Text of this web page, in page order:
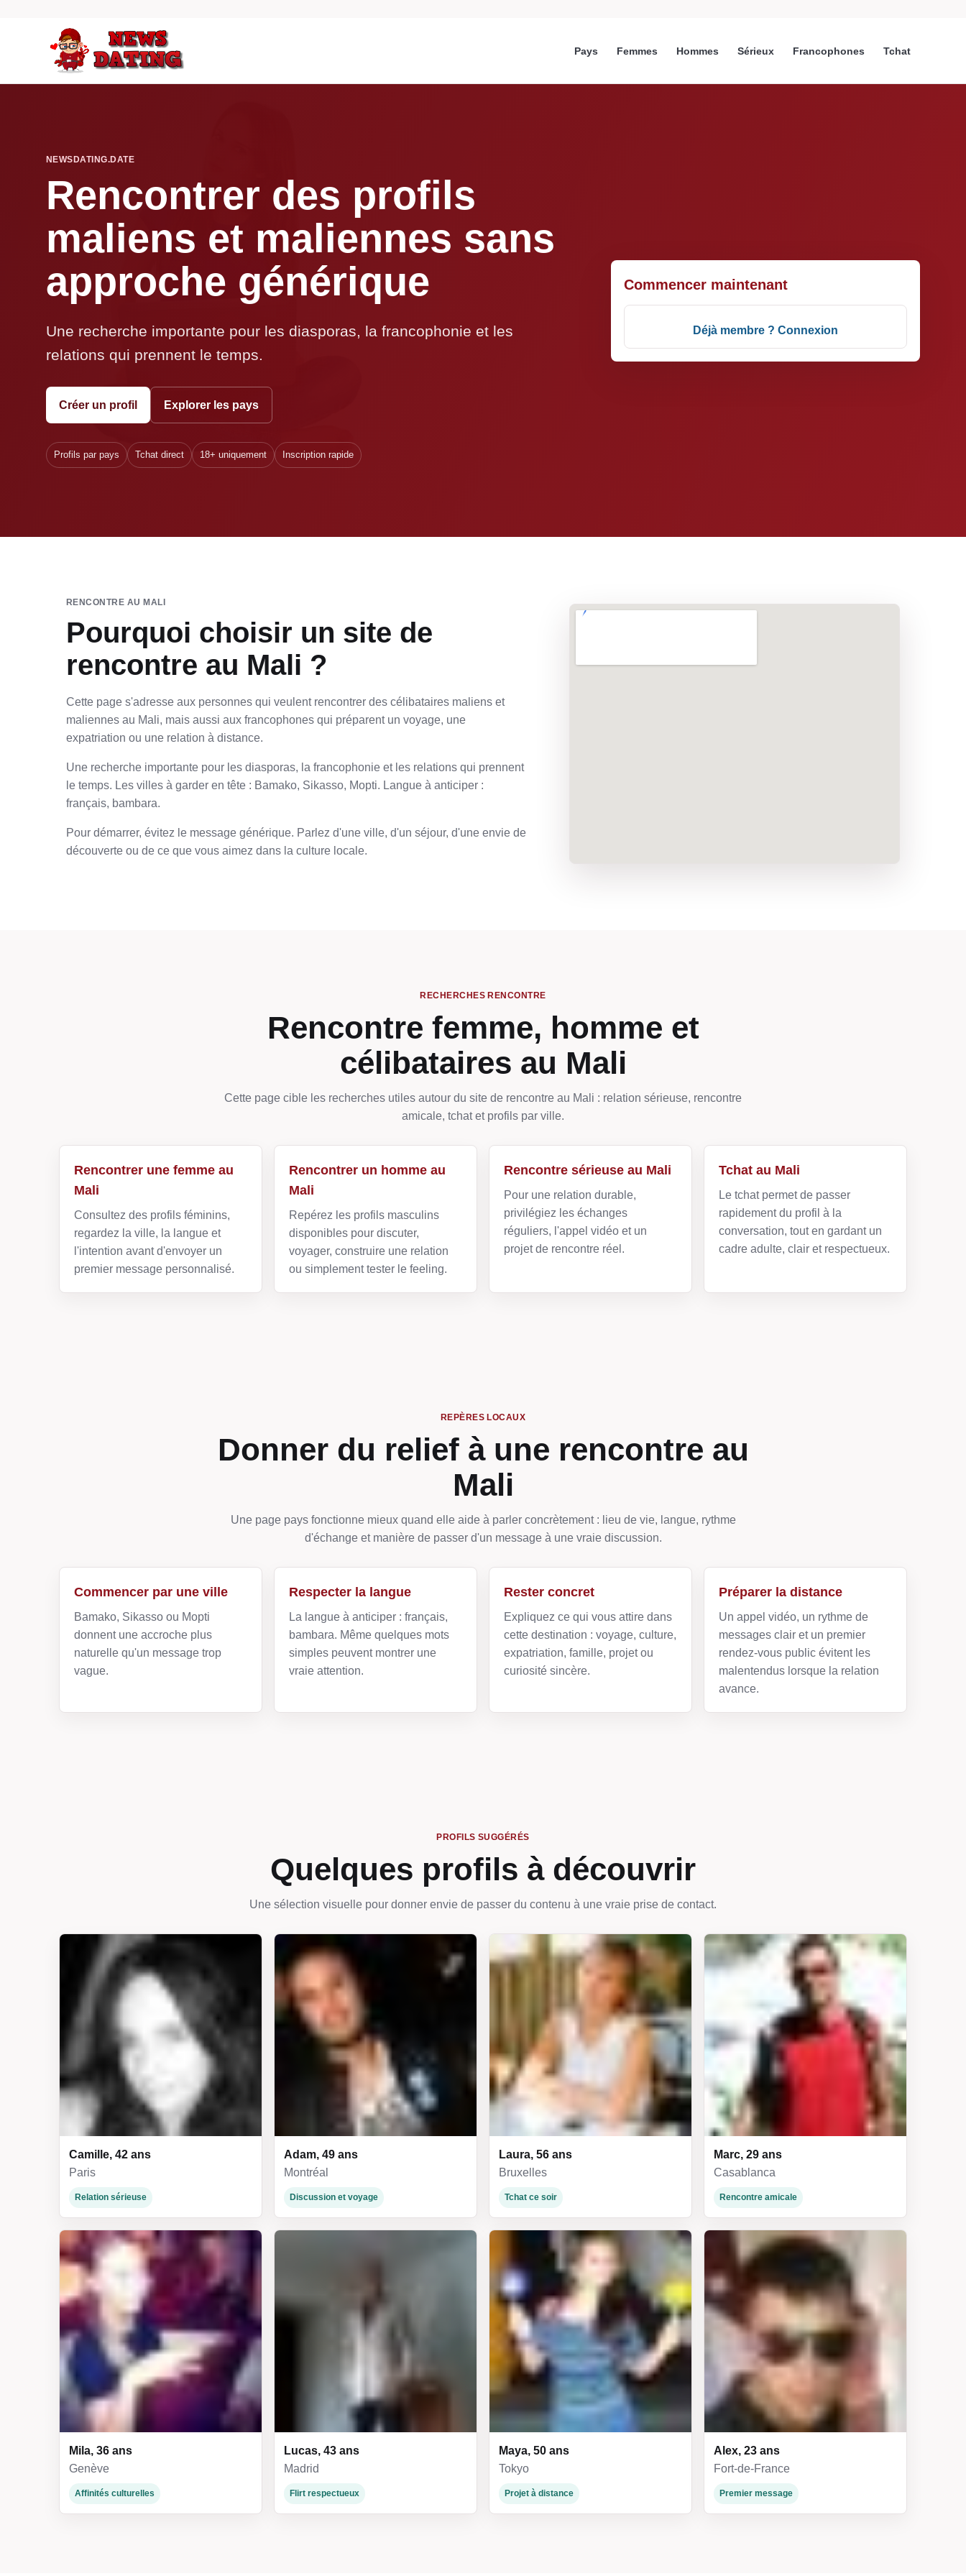
Pays Femmes Hommes Sérieux Francophones Tchat
NEWSDATING.DATE
Rencontrer des profils
maliens et maliennes sans
approche générique
Une recherche importante pour les diasporas, la francophonie et les
relations qui prennent le temps.
Créer un profil Explorer les pays
Profils par pays Tchat direct 18+ uniquement Inscription rapide
Commencer maintenant
Déjà membre ? Connexion
RENCONTRE AU MALI
Pourquoi choisir un site de
rencontre au Mali ?
Cette page s'adresse aux personnes qui veulent rencontrer des célibataires maliens et
maliennes au Mali, mais aussi aux francophones qui préparent un voyage, une
expatriation ou une relation à distance.
Une recherche importante pour les diasporas, la francophonie et les relations qui prennent
le temps. Les villes à garder en tête : Bamako, Sikasso, Mopti. Langue à anticiper :
français, bambara.
Pour démarrer, évitez le message générique. Parlez d'une ville, d'un séjour, d'une envie de
découverte ou de ce que vous aimez dans la culture locale.
RECHERCHES RENCONTRE
Rencontre femme, homme et
célibataires au Mali
Cette page cible les recherches utiles autour du site de rencontre au Mali : relation sérieuse, rencontre
amicale, tchat et profils par ville.
Rencontrer une femme au
Mali
Consultez des profils féminins,
regardez la ville, la langue et
l'intention avant d'envoyer un
premier message personnalisé.
Rencontrer un homme au
Mali
Repérez les profils masculins
disponibles pour discuter,
voyager, construire une relation
ou simplement tester le feeling.
Rencontre sérieuse au Mali
Pour une relation durable,
privilégiez les échanges
réguliers, l'appel vidéo et un
projet de rencontre réel.
Tchat au Mali
Le tchat permet de passer
rapidement du profil à la
conversation, tout en gardant un
cadre adulte, clair et respectueux.
REPÈRES LOCAUX
Donner du relief à une rencontre au
Mali
Une page pays fonctionne mieux quand elle aide à parler concrètement : lieu de vie, langue, rythme
d'échange et manière de passer d'un message à une vraie discussion.
Commencer par une ville
Bamako, Sikasso ou Mopti
donnent une accroche plus
naturelle qu'un message trop
vague.
Respecter la langue
La langue à anticiper : français,
bambara. Même quelques mots
simples peuvent montrer une
vraie attention.
Rester concret
Expliquez ce qui vous attire dans
cette destination : voyage, culture,
expatriation, famille, projet ou
curiosité sincère.
Préparer la distance
Un appel vidéo, un rythme de
messages clair et un premier
rendez-vous public évitent les
malentendus lorsque la relation
avance.
PROFILS SUGGÉRÉS
Quelques profils à découvrir
Une sélection visuelle pour donner envie de passer du contenu à une vraie prise de contact.
Camille, 42 ans
Paris
Relation sérieuse
Adam, 49 ans
Montréal
Discussion et voyage
Laura, 56 ans
Bruxelles
Tchat ce soir
Marc, 29 ans
Casablanca
Rencontre amicale
Mila, 36 ans
Genève
Affinités culturelles
Lucas, 43 ans
Madrid
Flirt respectueux
Maya, 50 ans
Tokyo
Projet à distance
Alex, 23 ans
Fort-de-France
Premier message